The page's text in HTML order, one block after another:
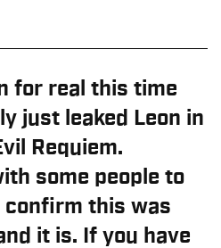
for real this time
just leaked Leon in
Requiem.
some people to
confirm this was
it is. If you have